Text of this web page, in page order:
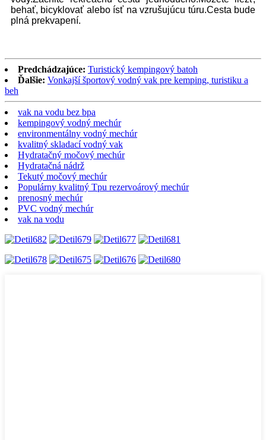
behať, bicyklovať alebo ísť na vzrušujúcu túru.Cesta bude
plná prekvapení.
Predchádzajúce: Turistický kempingový batoh
Ďalšie: Vonkajší športový vodný vak pre kemping, turistiku a
beh
vak na vodu bez bpa
kempingový vodný mechúr
environmentálny vodný mechúr
kvalitný skladací vodný vak
Hydratačný močový mechúr
Hydratačná nádrž
Tekutý močový mechúr
Populárny kvalitný Tpu rezervoárový mechúr
prenosný mechúr
PVC vodný mechúr
vak na vodu